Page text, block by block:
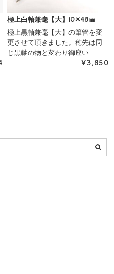
極上白軸兼毫【大】10✕48㎜
極上黒軸兼毫【大】の筆管を変
更させて頂きました。穂先は同
じ黒軸の物と変わり御座い…
¥3,850